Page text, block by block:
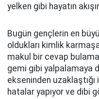
yelken gibi hayatın
Bugün gençlerin en
oldukları kimlik
makul bir cevap
gemi gibi yalpalamaya
ekseninden uzaklaştığı
hatalar yapıyor ve dibi